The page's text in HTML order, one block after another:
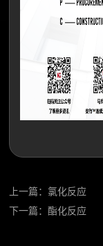
上一篇：氯化反应
下一篇：酯化反应